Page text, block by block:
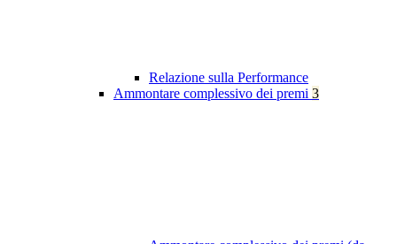
Relazione sulla Performance
Ammontare complessivo dei premi 3